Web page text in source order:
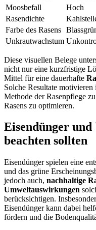
Moosbefall
Hoch
Rasendichte
Farbe des Rasens
Unkrautwachstum
Diese visuellen Belege
nicht nur eine kurzfristige
Mittel für eine dauerhafte
Solche Resultate
Methode der Rasenpflege
Rasens zu optimieren.
Eisendünger und
beachten sollten
Eisendünger spielen eine
und das grüne
jedoch auch, nachhaltige
Umweltauswirkungen
berücksichtigen.
Eisendünger kann dabei
fördern und die